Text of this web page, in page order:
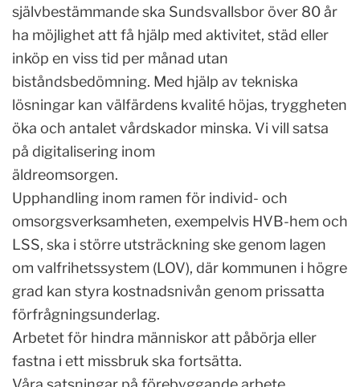
självbestämmande ska Sundsvallsbor över 80 år
ha möjlighet att få hjälp med aktivitet, städ eller
inköp en viss tid per månad utan
biståndsbedömning. Med hjälp av tekniska
lösningar kan välfärdens kvalité höjas, tryggheten
öka och antalet vårdskador minska. Vi vill satsa
på digitalisering inom
äldreomsorgen.
Upphandling inom ramen för individ- och
omsorgsverksamheten, exempelvis HVB-hem och
LSS, ska i större utsträckning ske genom lagen
om valfrihetssystem (LOV), där kommunen i högre
grad kan styra kostnadsnivån genom prissatta
förfrågningsunderlag.
Arbetet för hindra människor att påbörja eller
fastna i ett missbruk ska fortsätta.